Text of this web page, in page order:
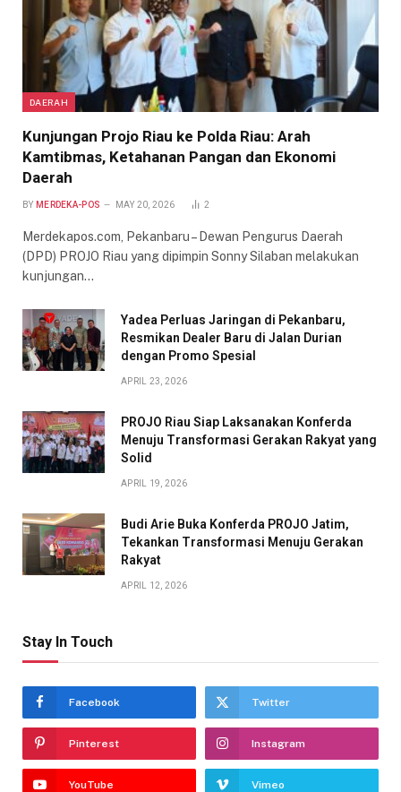
DAERAH
Kunjungan Projo Riau ke Polda Riau: Arah
Kamtibmas, Ketahanan Pangan dan Ekonomi
Daerah
BY MERDEKA-POS MAY 20, 2026 2
Merdekapos.com, Pekanbaru – Dewan Pengurus Daerah
(DPD) PROJO Riau yang dipimpin Sonny Silaban melakukan
kunjungan…
Yadea Perluas Jaringan di Pekanbaru,
Resmikan Dealer Baru di Jalan Durian
dengan Promo Spesial
APRIL 23, 2026
PROJO Riau Siap Laksanakan Konferda
Menuju Transformasi Gerakan Rakyat yang
Solid
APRIL 19, 2026
Budi Arie Buka Konferda PROJO Jatim,
Tekankan Transformasi Menuju Gerakan
Rakyat
APRIL 12, 2026
Stay In Touch
Facebook Twitter
Pinterest Instagram
YouTube Vimeo